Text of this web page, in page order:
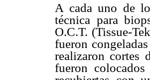
A cada uno de
técnica para
O.C.T. (Tissue-
fueron
realizaron cortes
fueron colocados